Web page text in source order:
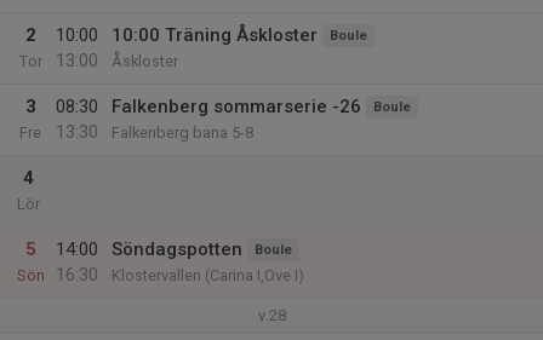
2
Tor
10:00
13:00
10:00 Träning Åskloster Boule
Åskloster
3
Fre
08:30
13:30
Falkenberg sommarserie -26 Boule
Falkenberg bana 5-8
4
Lör
5
Sön
14:00
16:30
Söndagspotten Boule
Klostervallen (Carina I,Ove I)
v.28